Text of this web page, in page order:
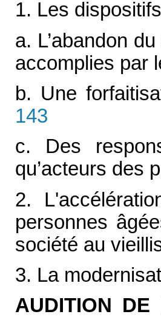
1. Les
a. L’abandon
accomplies par
b. Une
143
c. Des
qu’acteurs des
2.
personnes
société au
3. La
AUDITION DE